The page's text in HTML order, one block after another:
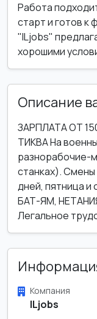
Работа
старт и готов к
"ILjobs"
хорошими
Описание
ЗАРПЛАТА ОТ
ТИКВА На
разнорабочие-
станках). Смены
дней, пятница и
БАТ-ЯМ,
Легальное
Компания
ILjobs